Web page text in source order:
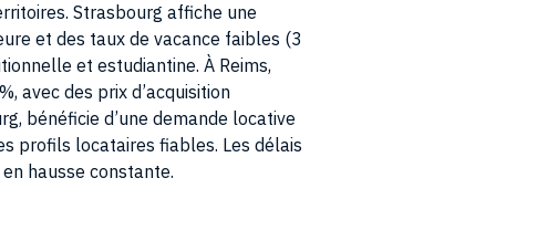
et des taux de vacance faibles (3
et estudiantine. À Reims,
avec des prix d’acquisition
bénéficie d’une demande locative
profils locataires fiables. Les délais
hausse constante.